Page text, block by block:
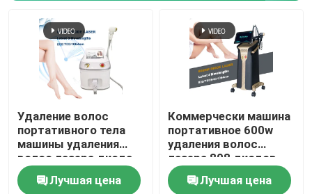
Удаление волос
портативного тела
машины удаления
волос лазера диода
808nm полного
постоянноеЛучшая цена
Коммерчески машина
портативное 600w
удаления волос
лазера 808 диодов
Лучшая цена